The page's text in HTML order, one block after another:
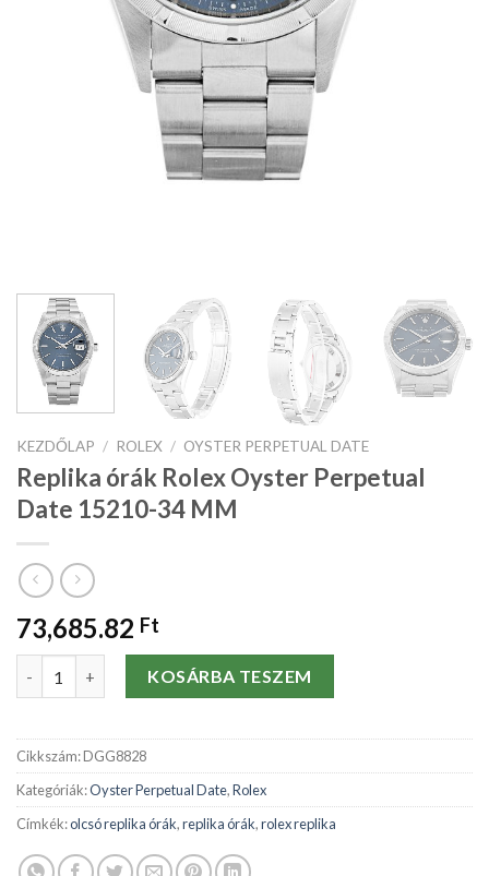
KEZDŐLAP / ROLEX / OYSTER PERPETUAL DATE
Replika órák Rolex Oyster Perpetual
Date 15210-34 MM
73,685.82 Ft
Replika órák Rolex Oyster Perpetual Date 15210-34 MM
KOSÁRBA TESZEM
Cikkszám:DGG8828
Kategóriák:Oyster Perpetual Date,Rolex
Címkék:olcsó replika órák,replika órák,rolex replika